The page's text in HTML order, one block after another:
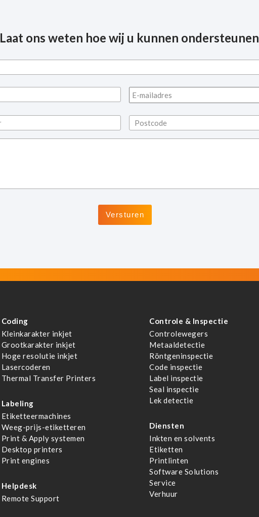
Laat ons weten hoe wij u kunnen ondersteunen
Coding
Kleinkarakter inkjet
Grootkarakter inkjet
Hoge resolutie inkjet
Lasercoderen
Thermal Transfer Printers
Labeling
Etiketteermachines
Weeg-prijs-etiketteren
Print & Apply systemen
Desktop printers
Print engines
Helpdesk
Remote Support
Controle & Inspectie
Controlewegers
Metaaldetectie
Röntgeninspectie
Code inspectie
Label inspectie
Seal inspectie
Lek detectie
Diensten
Inkten en solvents
Etiketten
Printlinten
Software Solutions
Service
Verhuur